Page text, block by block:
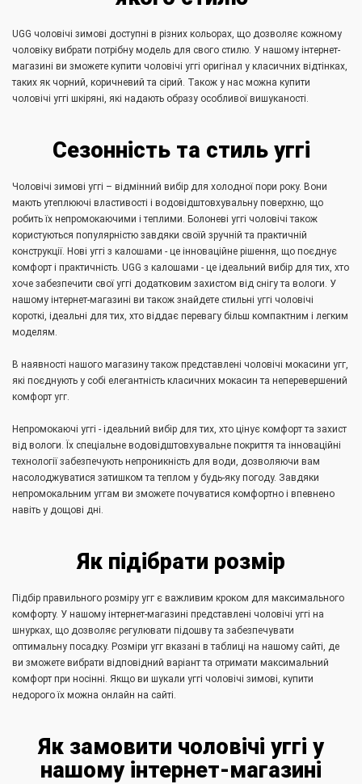
UGG чоловічі зимові доступні в різних кольорах, що дозволяє кожному
чоловіку вибрати потрібну модель для свого стилю. У нашому інтернет-
магазині ви зможете купити чоловічі уггі оригінал у класичних відтінках,
таких як чорний, коричневий та сірий. Також у нас можна купити
чоловічі уггі шкіряні, які надають образу особливої вишуканості.
Сезонність та стиль уггі
Чоловічі зимові уггі – відмінний вибір для холодної пори року. Вони
мають утеплюючі властивості і водовідштовхувальну поверхню, що
робить їх непромокаючими і теплими. Болоневі уггі чоловічі також
користуються популярністю завдяки своїй зручній та практичній
конструкції. Нові уггі з калошами - це інноваційне рішення, що поєднує
комфорт і практичність. UGG з калошами - це ідеальний вибір для тих, хто
хоче забезпечити свої уггі додатковим захистом від снігу та вологи. У
нашому інтернет-магазині ви також знайдете стильні уггі чоловічі
короткі, ідеальні для тих, хто віддає перевагу більш компактним і легким
моделям.
В наявності нашого магазину також представлені чоловічі мокасини угг,
які поєднують у собі елегантність класичних мокасин та неперевершений
комфорт угг.
Непромокаючі уггі - ідеальний вибір для тих, хто цінує комфорт та захист
від вологи. Їх спеціальне водовідштовхувальне покриття та інноваційні
технології забезпечують непроникність для води, дозволяючи вам
насолоджуватися затишком та теплом у будь-яку погоду. Завдяки
непромокальним уггам ви зможете почуватися комфортно і впевнено
навіть у дощові дні.
Як підібрати розмір
Підбір правильного розміру угг є важливим кроком для максимального
комфорту. У нашому інтернет-магазині представлені чоловічі уггі на
шнурках, що дозволяє регулювати підошву та забезпечувати
оптимальну посадку. Розміри угг вказані в таблиці на нашому сайті, де
ви зможете вибрати відповідний варіант та отримати максимальний
комфорт при носінні. Якщо ви шукали уггі чоловічі зимові, купити
недорого їх можна онлайн на сайті.
Як замовити чоловічі уггі у
нашому інтернет-магазині